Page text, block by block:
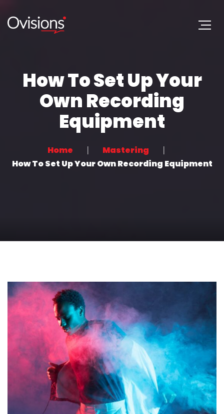
How To Set Up Your
Own Recording
Equipment
Home
Mastering
How To Set Up Your Own Recording Equipment